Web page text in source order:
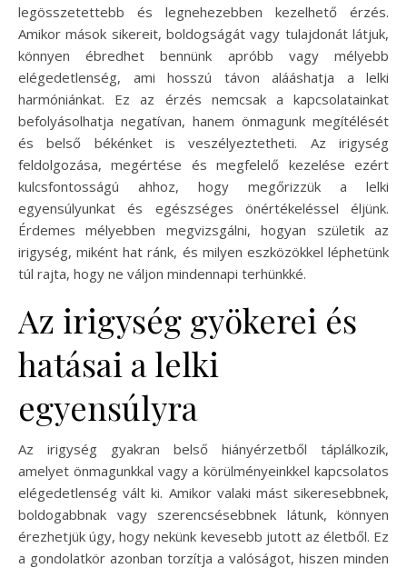
legösszetettebb és legnehezebben kezelhető érzés.
Amikor mások sikereit, boldogságát vagy tulajdonát látjuk,
könnyen ébredhet bennünk apróbb vagy mélyebb
elégedetlenség, ami hosszú távon alááshatja a lelki
harmóniánkat. Ez az érzés nemcsak a kapcsolatainkat
befolyásolhatja negatívan, hanem önmagunk megítélését
és belső békénket is veszélyeztetheti. Az irigység
feldolgozása, megértése és megfelelő kezelése ezért
kulcsfontosságú ahhoz, hogy megőrizzük a lelki
egyensúlyunkat és egészséges önértékeléssel éljünk.
Érdemes mélyebben megvizsgálni, hogyan születik az
irigység, miként hat ránk, és milyen eszközökkel léphetünk
túl rajta, hogy ne váljon mindennapi terhünkké.
Az irigység gyökerei és
hatásai a lelki
egyensúlyra
Az irigység gyakran belső hiányérzetből táplálkozik,
amelyet önmagunkkal vagy a körülményeinkkel kapcsolatos
elégedetlenség vált ki. Amikor valaki mást sikeresebbnek,
boldogabbnak vagy szerencsésebbnek látunk, könnyen
érezhetjük úgy, hogy nekünk kevesebb jutott az életből. Ez
a gondolatkör azonban torzítja a valóságot, hiszen minden